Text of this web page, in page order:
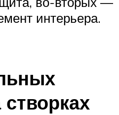
интерьера.